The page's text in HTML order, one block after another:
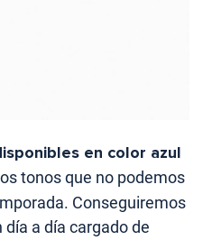
en color azul
tonos que no podemos
Conseguiremos
a día cargado de